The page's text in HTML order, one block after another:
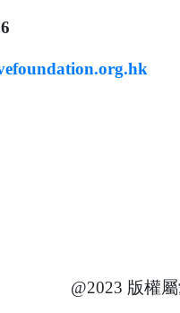
@2023 版權